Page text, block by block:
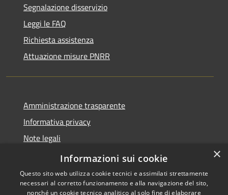
Segnalazione disservizio
Leggi le FAQ
Richiesta assistenza
Attuazione misure PNRR
Amministrazione trasparente
Informativa privacy
Note legali
Dichiarazione di accessibilità
×
Informazioni sui cookie
Questo sito web utilizza cookie tecnici e assimilati strettamente
necessari al corretto funzionamento e alla navigazione del sito,
nonché un cookie tecnico analitico al solo fine di elaborare